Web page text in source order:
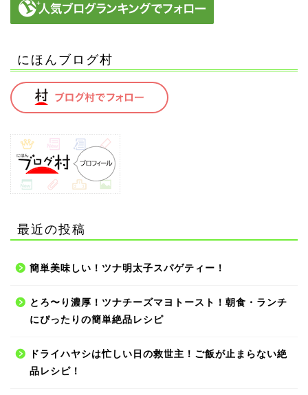
にほんブログ村
最近の投稿
簡単美味しい！ツナ明太子スパゲティー！
とろ〜り濃厚！ツナチーズマヨトースト！朝食・ランチ
にぴったりの簡単絶品レシピ
ドライハヤシは忙しい日の救世主！ご飯が止まらない絶
品レシピ！